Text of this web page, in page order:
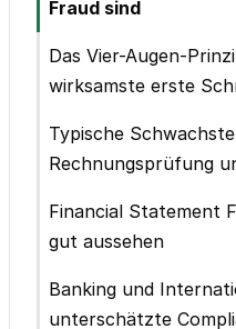
Fraud sind
Das Vier-Augen-
wirksamste erste
Typische
Rechnungsprüfung
Financial Statement
gut aussehen
Banking und
unterschätzte